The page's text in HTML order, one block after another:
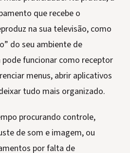
que recebe o
na sua televisão, como
do seu ambiente de
funcionar como receptor
menus, abrir aplicativos
tudo mais organizado.
procurando controle,
de som e imagem, ou
por falta de